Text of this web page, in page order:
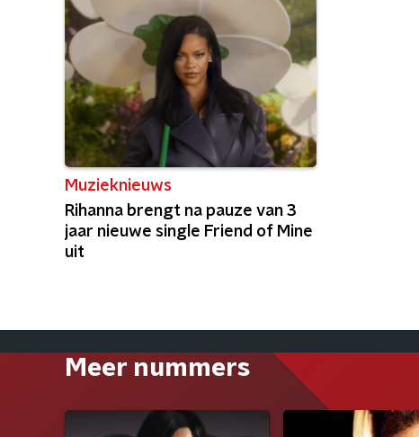
Muzieknieuws
Rihanna brengt na pauze van 3
jaar nieuwe single Friend of Mine
uit
Meer nummers